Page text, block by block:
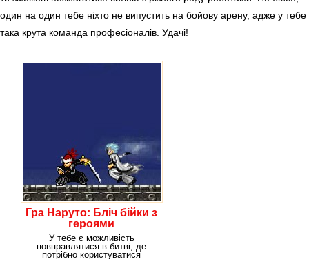
один на один тебе ніхто не випустить на бойову арену, адже у тебе
така крута команда професіоналів. Удачі!
Гра Наруто: Бліч бійки з
героями
У тебе є можливість
повправлятися в битві, де
потрібно користуватися